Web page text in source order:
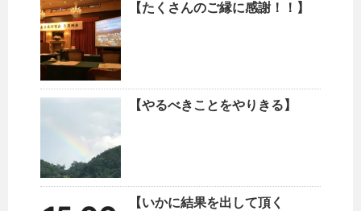
【たくさんのご縁に感謝！！】
【やるべきことをやりきる】
【いかに結果を出して頂く